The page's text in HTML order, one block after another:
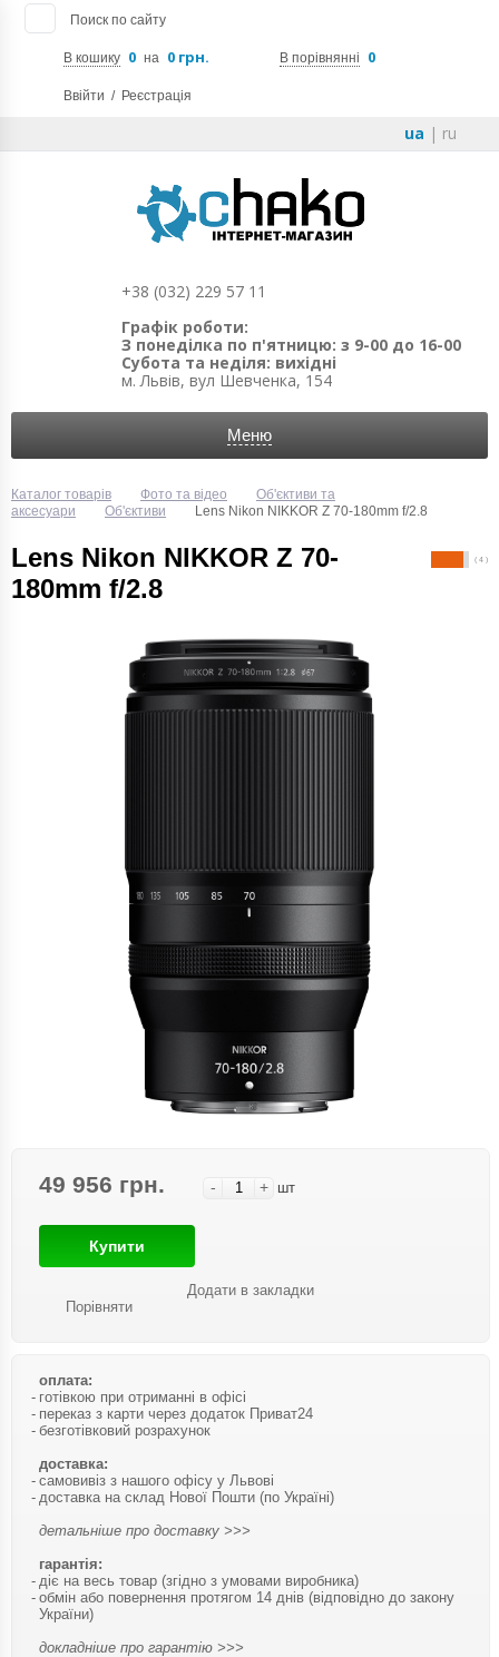
Поиск по сайту
В кошику 0 на 0 грн. В порівнянні 0
Ввійти / Реєстрація
ua | ru
+38 (032) 229 57 11
Графік роботи:
З понеділка по п'ятницю: з 9-00 до 16-00
Субота та неділя: вихідні
м. Львів, вул Шевченка, 154
Меню
Каталог товарів Фото та відео
Об'єктиви та
аксесуари
Об'єктиви Lens Nikon NIKKOR Z 70-180mm f/2.8
Lens Nikon NIKKOR Z 70-
180mm f/2.8
( 4 )
49 956 грн. - + шт
Купити
Порівняти
Додати в закладки
оплата:
готівкою при отриманні в офісі
переказ з карти через додаток Приват24
безготівковий розрахунок
доставка:
самовивіз з нашого офісу у Львові
доставка на склад Нової Пошти (по Україні)
детальніше про доставку >>>
гарантія:
діє на весь товар (згідно з умовами виробника)
обмін або повернення протягом 14 днів (відповідно до закону
України)
докладніше про гарантію >>>